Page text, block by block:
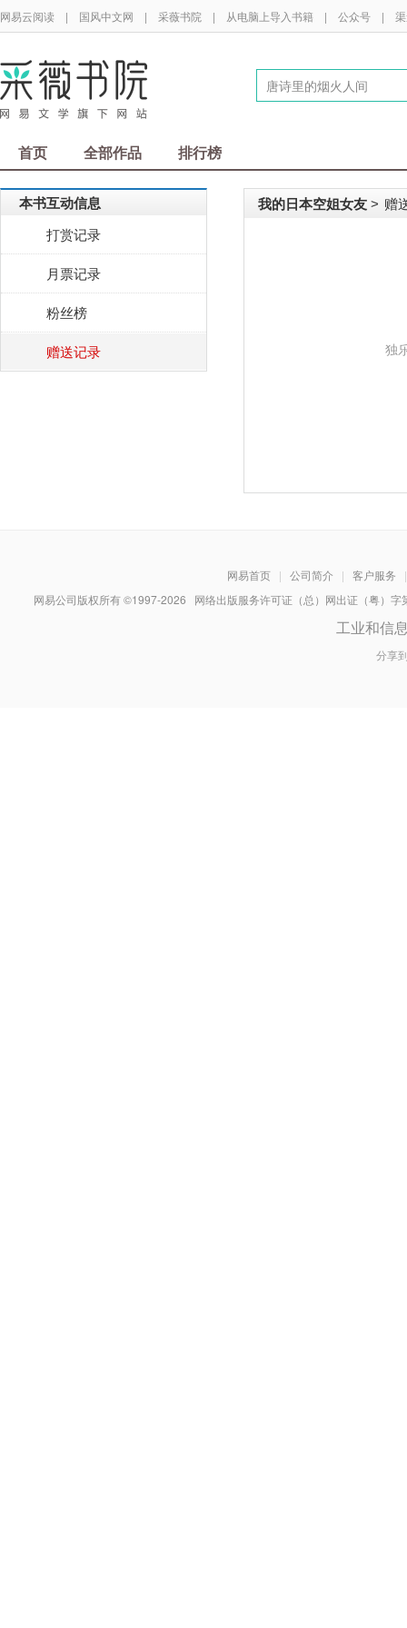
网易云阅读 | 国风中文网 | 采薇书院 | 从电脑上导入书籍 | 公众号 |
首页 全部作品 排行榜
本书互动信息
打赏记录
月票记录
粉丝榜
赠送记录
我的日本空姐女友 > 赠
独
网易首页 | 公司简介 | 客户服务
|
网易公司版权所有 ©1997-2026 网络出版服务许可证（总）网出证（粤）
工业和信
分享